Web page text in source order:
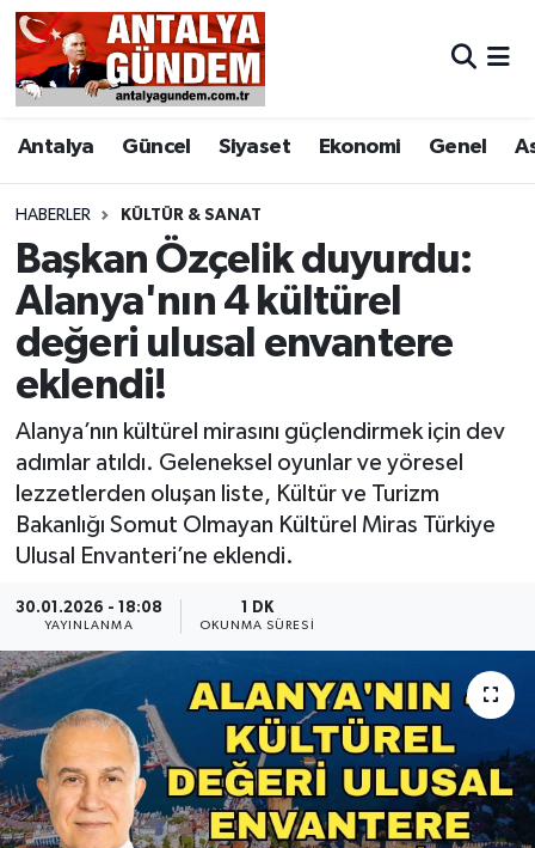
Antalya Güncel Siyaset Ekonomi Genel
HABERLER KÜLTÜR & SANAT
Başkan Özçelik duyurdu:
Alanya'nın 4 kültürel
değeri ulusal envantere
eklendi!
Alanya’nın kültürel mirasını güçlendirmek için dev
adımlar atıldı. Geleneksel oyunlar ve yöresel
lezzetlerden oluşan liste, Kültür ve Turizm
Bakanlığı Somut Olmayan Kültürel Miras Türkiye
Ulusal Envanteri’ne eklendi.
30.01.2026 - 18:08
YAYINLANMA
1 DK
OKUNMA SÜRESI
Antalya
Asayiş
Bilim & Teknoloji
Bölge
EĞİTİM
Ekonomi
Genel
Görüntülü Haber
Kültür & Sanat
Magazin
Resmi İlan
Sağlık & Yaşam
Antalya Nöbetçi Eczaneler
Antalya Hava Durumu
Antalya Namaz Vakitleri
Antalya Trafik Yoğunluk Haritası
Süper Lig Puan Durumu ve Fikstür
Tüm Manşetler
Son Dakika Haberleri
Haber Arşivi